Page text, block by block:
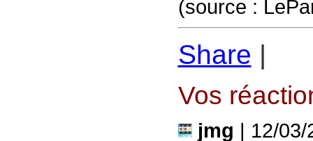
(source :
Share |
Vos
jmg | 12/03/